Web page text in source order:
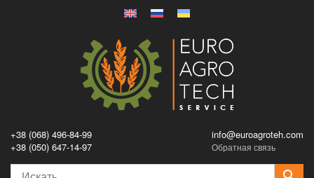
+38 (068) 496-84-99
+38 (050) 647-14-97
info@euroagroteh.com
Обратная связь